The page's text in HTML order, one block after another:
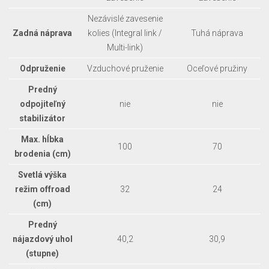
Zadná náprava
Nezávislé zavesenie
kolies (Integral link /
Multi-link)
Tuhá náprava
Odpruženie Vzduchové pruženie Oceľové pružiny
Predný
odpojiteľný
stabilizátor
nie nie
Max. hĺbka
brodenia (cm)
100 70
Svetlá výška
režim offroad
(cm)
32 24
Predný
nájazdový uhol
(stupne)
40,2 30,9